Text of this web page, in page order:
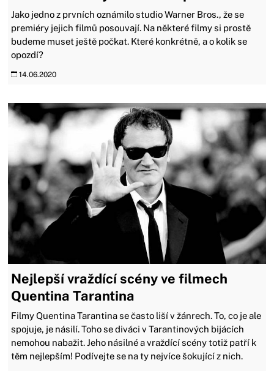
Jako jedno z prvních oznámilo studio Warner Bros., že se
premiéry jejich filmů posouvají. Na některé filmy si prostě
budeme muset ještě počkat. Které konkrétně, a o kolik se
opozdí?
14.06.2020
Nejlepší vraždící scény ve filmech
Quentina Tarantina
Filmy Quentina Tarantina se často liší v žánrech. To, co je ale
spojuje, je násilí. Toho se diváci v Tarantinových bijácích
nemohou nabažit. Jeho násilné a vraždící scény totiž patří k
těm nejlepším! Podívejte se na ty nejvíce šokující z nich.